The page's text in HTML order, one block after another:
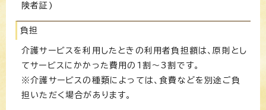
険者証)
負担
介護サービスを利用したときの利用者負担額は、原則とし
てサービスにかかった費用の1割～3割です。
※介護サービスの種類によっては、食費などを別途ご負
担いただく場合があります。